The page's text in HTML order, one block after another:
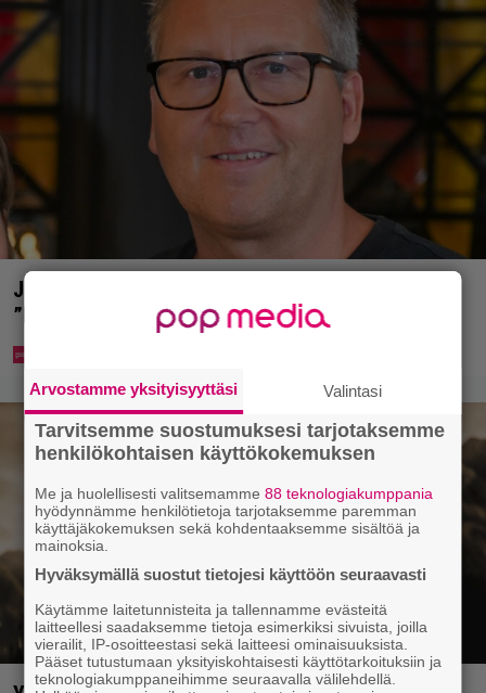
Jani Sievinen kokosi lapsikatraansa yhteen –
”Minun suurin perintöni heille”
Arvostamme yksityisyyttäsi Valintasi
Tarvitsemme suostumuksesi tarjotaksemme
henkilökohtaisen käyttökokemuksen
Me ja huolellisesti valitsemamme88 teknologiakumppania
hyödynnämme henkilötietoja tarjotaksemme paremman
käyttäjäkokemuksen sekä kohdentaaksemme sisältöä ja
mainoksia.
Hyväksymällä suostut tietojesi käyttöön seuraavasti
Käytämme laitetunnisteita ja tallennamme evästeitä
laitteellesi saadaksemme tietoja esimerkiksi sivuista, joilla
vierailit, IP-osoitteestasi sekä laitteesi ominaisuuksista.
Pääset tutustumaan yksityiskohtaisesti käyttötarkoituksiin ja
teknologiakumppaneihimme seuraavalla välilehdellä.